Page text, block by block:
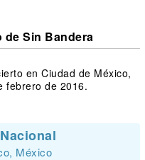
Sin Bandera
en Ciudad de México,
febrero de 2016.
México